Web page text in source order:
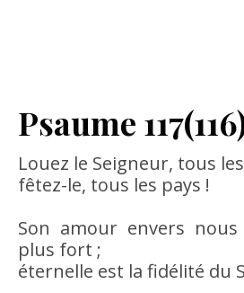
Psaume
Louez le Seigneur, tous
fêtez-le, tous les pays !
Son amour envers
plus fort ;
éternelle est la fidélité du